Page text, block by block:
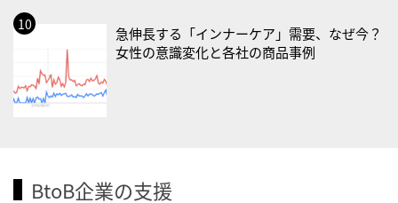
・がん征圧月間
・世界アルツハイマー月間
・健康増進普及月間
・歯ヂカラ探究月間
・がん征圧月間
急伸長する「インナーケア」需要、なぜ今？
女性の意識変化と各社の商品事例
BtoB企業の支援